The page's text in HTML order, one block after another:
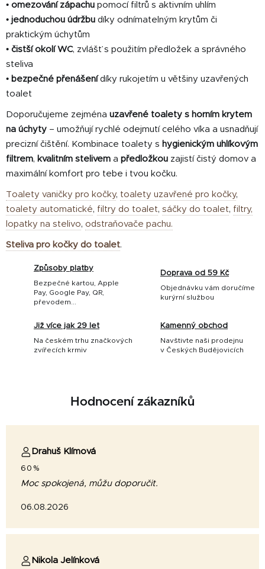
• omezování zápachu pomocí filtrů s aktivním uhlím
• jednoduchou údržbu díky odnímatelným krytům či
praktickým úchytům
• čistší okolí WC, zvlášť s použitím předložek a správného
steliva
• bezpečné přenášenídíky rukojetím u většiny uzavřených
toalet
Doporučujeme zejména uzavřené toalety s horním krytem
na úchyty – umožňují rychlé odejmutí celého víka a usnadňují
precizní čištění. Kombinace toalety s hygienickým uhlíkovým
filtrem, kvalitním stelivem a předložkou zajistí čistý domov a
maximální komfort pro tebe i tvou kočku.
Toalety vaničky pro kočky, toalety uzavřené pro kočky,
toalety automatické, filtry do toalet, sáčky do toalet, filtry,
lopatky na stelivo, odstraňovače pachu.
Steliva pro kočky do toalet.
Způsoby platby
Bezpečné kartou, Apple
Pay, Google Pay, QR,
převodem...
Doprava od 59 Kč
Objednávku vám doručíme
kurýrní službou
Již více jak 29 let
Na českém trhu značkových
zvířecích krmiv
Kamenný obchod
Navštivte naši prodejnu
v Českých Budějovicích
Hodnocení zákazníků
Drahuš Klímová
60%
Moc spokojená, můžu doporučit.
06.08.2026
Nikola Jelínková